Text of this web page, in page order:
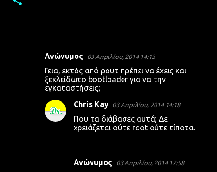
Ανώνυμος 03 Απριλίου, 2014 14:13
Γεια, εκτός από ρουτ πρέπει να έχεις και
ξεκλείδωτο bootloader για να την
εγκαταστήσεις;
Chris Kay 03 Απριλίου, 2014 14:18
Που τα διάβασες αυτά; Δε
χρειάζεται ούτε root ούτε τίποτα.
Ανώνυμος 03 Απριλίου, 2014 17:58